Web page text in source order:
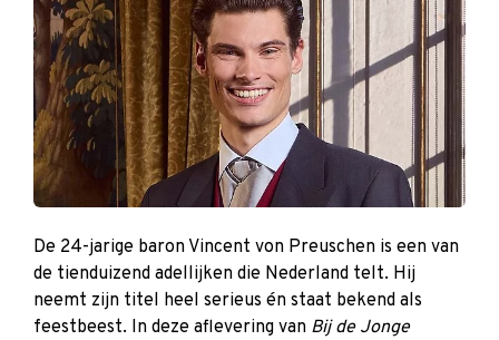
De 24-jarige baron Vincent von Preuschen is een van
de tienduizend adellijken die Nederland telt. Hij
neemt zijn titel heel serieus én staat bekend als
feestbeest. In deze aflevering van Bij de Jonge